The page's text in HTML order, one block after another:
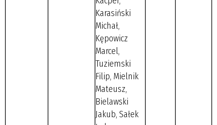
Karasiński
Michał,
Kępowicz
Marcel,
Tuziemski
Filip, Mielnik
Mateusz,
Bielawski
Jakub, Sałek